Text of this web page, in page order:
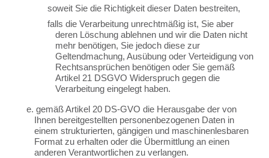
soweit Sie die Richtigkeit dieser Daten bestreiten,
falls die Verarbeitung unrechtmäßig ist, Sie aber
deren Löschung ablehnen und wir die Daten nicht
mehr benötigen, Sie jedoch diese zur
Geltendmachung, Ausübung oder Verteidigung von
Rechtsansprüchen benötigen oder Sie gemäß
Artikel 21 DSGVO Widerspruch gegen die
Verarbeitung eingelegt haben.
e. gemäß Artikel 20 DS-GVO die Herausgabe der von
Ihnen bereitgestellten personenbezogenen Daten in
einem strukturierten, gängigen und maschinenlesbaren
Format zu erhalten oder die Übermittlung an einen
anderen Verantwortlichen zu verlangen.